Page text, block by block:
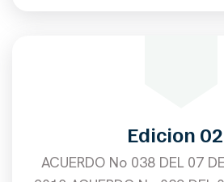
Edicion
ACUERDO No 038 DEL 07